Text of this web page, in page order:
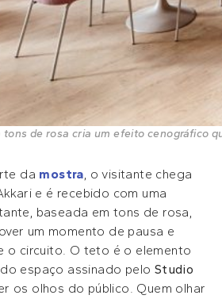
de rosa cria um efeito cenográfico
da mostra, o visitante chega
e é recebido com uma
baseada em tons de rosa,
um momento de pausa e
o circuito. O teto é o elemento
espaço assinado pelo Studio
os olhos do público. Quem olhar